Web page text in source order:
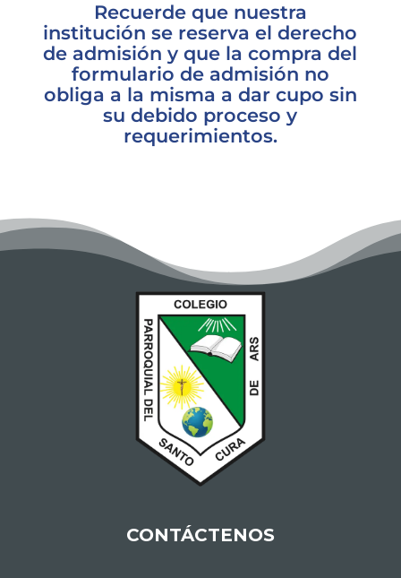
Recuerde que nuestra
institución se reserva el derecho
de admisión y que la compra del
formulario de admisión no
obliga a la misma a dar cupo sin
su debido proceso y
requerimientos.
CONTÁCTENOS